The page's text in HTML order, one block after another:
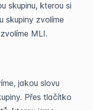
skupinu, kterou si
skupiny zvolíme
MLI.
jakou slovu
Přes tlačítko